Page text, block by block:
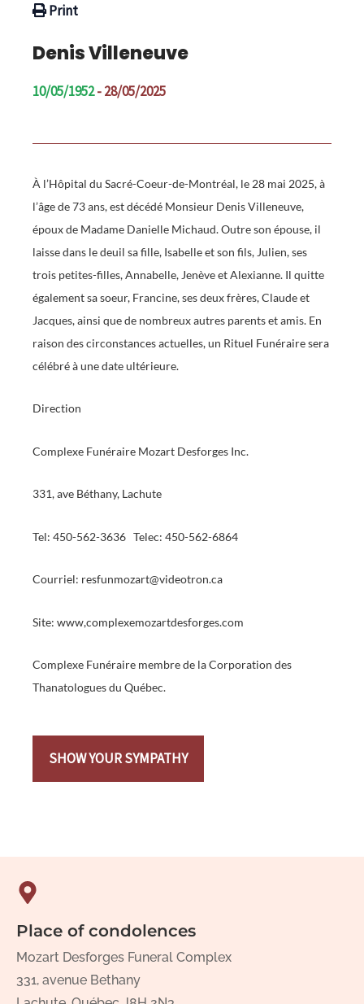
Print
Denis Villeneuve
10/05/1952- 28/05/2025
À l’Hôpital du Sacré-Coeur-de-Montréal, le 28 mai 2025, à
l’âge de 73 ans, est décédé Monsieur Denis Villeneuve,
époux de Madame Danielle Michaud. Outre son épouse, il
laisse dans le deuil sa fille, Isabelle et son fils, Julien, ses
trois petites-filles, Annabelle, Jenève et Alexianne. Il quitte
également sa soeur, Francine, ses deux frères, Claude et
Jacques, ainsi que de nombreux autres parents et amis. En
raison des circonstances actuelles, un Rituel Funéraire sera
célébré à une date ultérieure.
Direction
Complexe Funéraire Mozart Desforges Inc.
331, ave Béthany, Lachute
Tel: 450-562-3636 Telec: 450-562-6864
Courriel: resfunmozart@videotron.ca
Site: www,complexemozartdesforges.com
Complexe Funéraire membre de la Corporation des
Thanatologues du Québec.
SHOW YOUR SYMPATHY
Place of condolences
Mozart Desforges Funeral Complex
331, avenue Bethany